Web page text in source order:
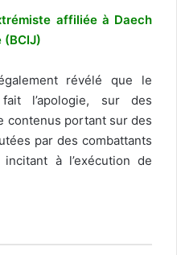
affiliée à Daech
révélé que le
l’apologie, sur des
contenus portant sur des
par des combattants
à l’exécution de